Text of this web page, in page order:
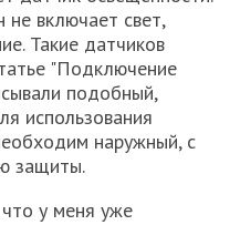
не включает свет,
Такие датчиков
"Подключение
подобный,
использования
наружный, с
защиты.
у меня уже